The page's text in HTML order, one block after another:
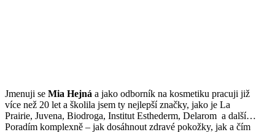
Jmenuji se Mia Hejná a jako odborník na kosmetiku pracuji již
více než 20 let a školila jsem ty nejlepší značky, jako je La
Prairie, Juvena, Biodroga, Institut Esthederm, Delarom a další…
Poradím komplexně – jak dosáhnout zdravé pokožky, jak a čím